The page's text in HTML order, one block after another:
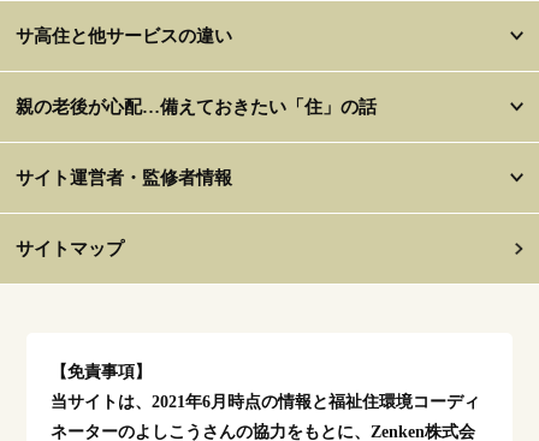
サ高住と他サービスの違い
親の老後が心配…備えておきたい「住」の話
サイト運営者・監修者情報
サイトマップ
【免責事項】
当サイトは、2021年6月時点の情報と福祉住環境コーディ
ネーターのよしこうさんの協力をもとに、Zenken株式会